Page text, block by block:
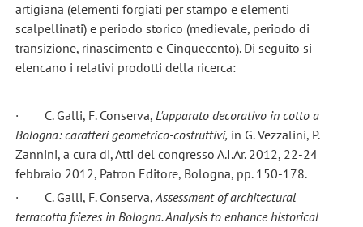
artigiana (elementi forgiati per stampo e elementi
scalpellinati) e periodo storico (medievale, periodo di
transizione, rinascimento e Cinquecento). Di seguito si
elencano i relativi prodotti della ricerca:
· C. Galli, F. Conserva, L'apparato decorativo in cotto a
Bologna: caratteri geometrico-costruttivi, in G. Vezzalini, P.
Zannini, a cura di, Atti del congresso A.I.Ar. 2012, 22-24
febbraio 2012, Patron Editore, Bologna, pp. 150-178.
· C. Galli, F. Conserva,Assessment of architectural
terracotta friezes in Bologna. Analysis to enhance historical